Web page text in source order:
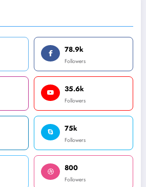
78.9k
Followers
35.6k
Followers
75k
Followers
800
Followers